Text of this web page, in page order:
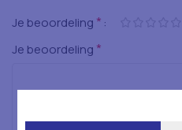
Je beoordeling *
Je beoordeling *